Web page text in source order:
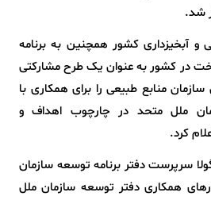
شد.
و آبخیزداری کشور همچنین به برنامه
در کشور به عنوان یک طرح مشارکتی
سازمان منابع طبیعی را برای همکاری با
ملل متحد در چارچوب اهداف و
کرد.
سرپرست دفتر برنامه توسعه سازمان
همکاری دفتر توسعه سازمان ملل